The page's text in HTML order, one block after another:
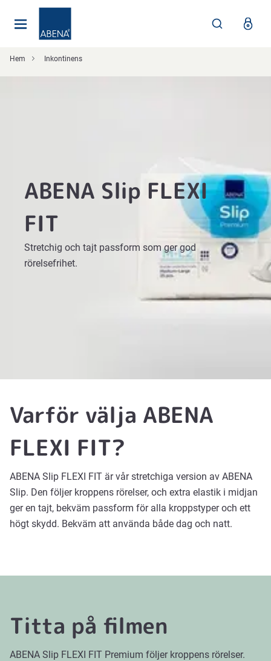
Hem Inkontinens
ABENA Slip FLEXI
FIT
Stretchig och tajt passform som ger god
rörelsefrihet.
Varför välja ABENA
FLEXI FIT?
ABENA Slip FLEXI FIT är vår stretchiga version av ABENA
Slip. Den följer kroppens rörelser, och extra elastik i midjan
ger en tajt, bekväm passform för alla kroppstyper och ett
högt skydd. Bekväm att använda både dag och natt.
Titta på filmen
ABENA Slip FLEXI FIT Premium följer kroppens rörelser.